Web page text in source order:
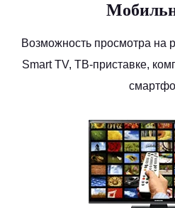
Возможность просмотра на
Smart TV, ТВ-приставке,